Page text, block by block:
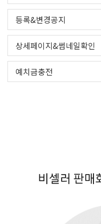
등록&변경공지
상세페이지&썸네일확인
예치금충전